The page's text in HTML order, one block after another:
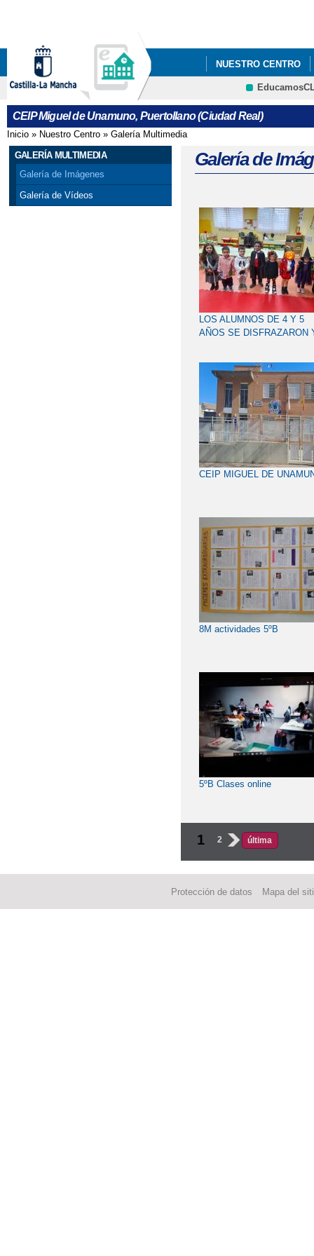
NUESTRO CENTRO
CEIP Miguel de Unamuno, Puertollano (Ciudad Real)
Se encuentra usted aquí
Inicio » Nuestro Centro » Galería Multimedia
GALERÍA MULTIMEDIA
Galería de Imágenes
Galería de Vídeos
Galería de
LOS ALUMNOS DE 4 Y 5
AÑOS SE DISFRAZARON
DIVERTIDOS
CEIP MIGUEL DE
8M actividades 5ºB
5ºB Clases online
Páginas
1 2 › última
Protección de datos Mapa del